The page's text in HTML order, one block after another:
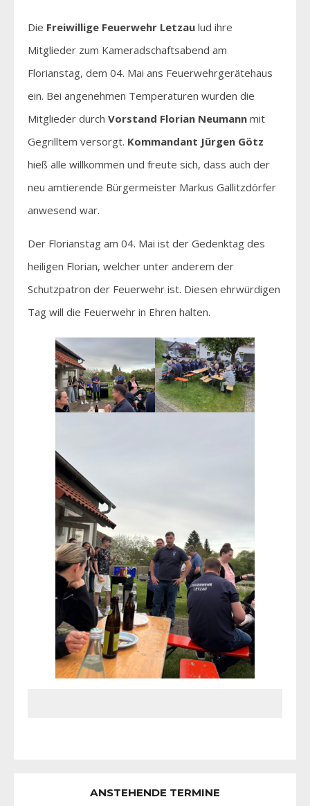
Die Freiwillige Feuerwehr Letzau lud ihre
Mitglieder zum Kameradschaftsabend am
Florianstag, dem 04. Mai ans Feuerwehrgerätehaus
ein. Bei angenehmen Temperaturen wurden die
Mitglieder durch Vorstand Florian Neumann mit
Gegrilltem versorgt. Kommandant Jürgen Götz
hieß alle willkommen und freute sich, dass auch der
neu amtierende Bürgermeister Markus Gallitzdörfer
anwesend war.
Der Florianstag am 04. Mai ist der Gedenktag des
heiligen Florian, welcher unter anderem der
Schutzpatron der Feuerwehr ist. Diesen ehrwürdigen
Tag will die Feuerwehr in Ehren halten.
ANSTEHENDE TERMINE